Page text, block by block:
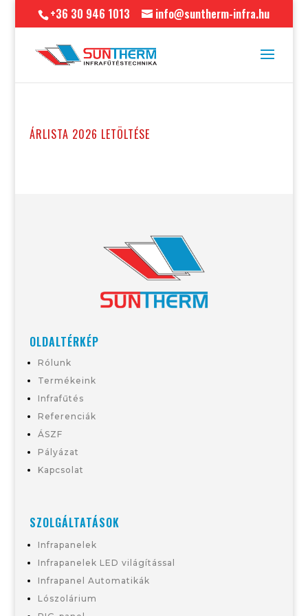
+36 30 946 1013 info@suntherm-infra.hu
ÁRLISTA 2026 LETÖLTÉSE
OLDALTÉRKÉP
Rólunk
Termékeink
Infrafűtés
Referenciák
ÁSZF
Pályázat
Kapcsolat
SZOLGÁLTATÁSOK
Infrapanelek
Infrapanelek LED világítással
Infrapanel Automatikák
Lószolárium